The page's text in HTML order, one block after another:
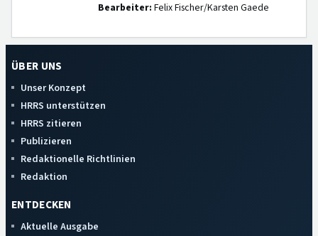
Bearbeiter: Felix Fischer/Karsten Gaede
ÜBER UNS
Unser Konzept
HRRS unterstützen
HRRS zitieren
Publizieren
Redaktionelle Richtlinien
Redaktion
ENTDECKEN
Aktuelle Ausgabe